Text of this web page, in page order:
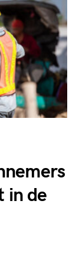
in de